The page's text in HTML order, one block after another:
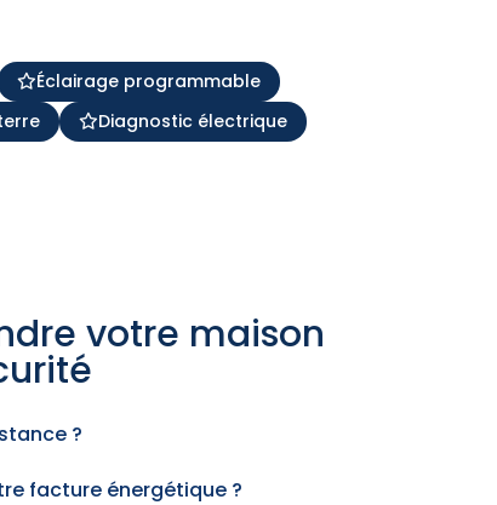
Éclairage programmable
Diagnostic électrique
votre maison
?
facture énergétique ?